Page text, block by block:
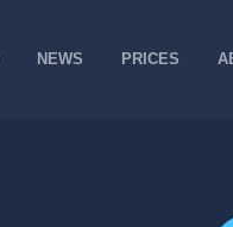
NEWS PRICES